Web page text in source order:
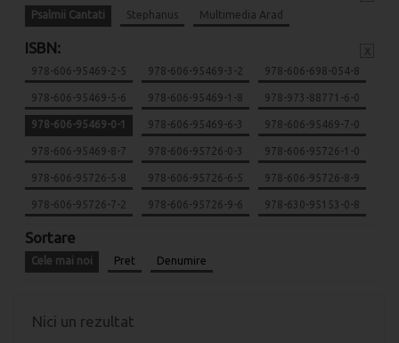
Psalmii Cantati Stephanus Multimedia Arad
ISBN:
978-606-95469-2-5 978-606-95469-3-2 978-606-698-054-8
978-606-95469-5-6 978-606-95469-1-8 978-973-88771-6-0
978-606-95469-0-1 978-606-95469-6-3 978-606-95469-7-0
978-606-95469-8-7 978-606-95726-0-3 978-606-95726-1-0
978-606-95726-5-8 978-606-95726-6-5 978-606-95726-8-9
978-606-95726-7-2 978-606-95726-9-6 978-630-95153-0-8
Sortare
Cele mai noi Pret Denumire
Nici un rezultat